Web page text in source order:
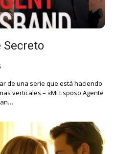
Secreto
de una serie que está haciendo
verticales – «Mi Esposo Agente